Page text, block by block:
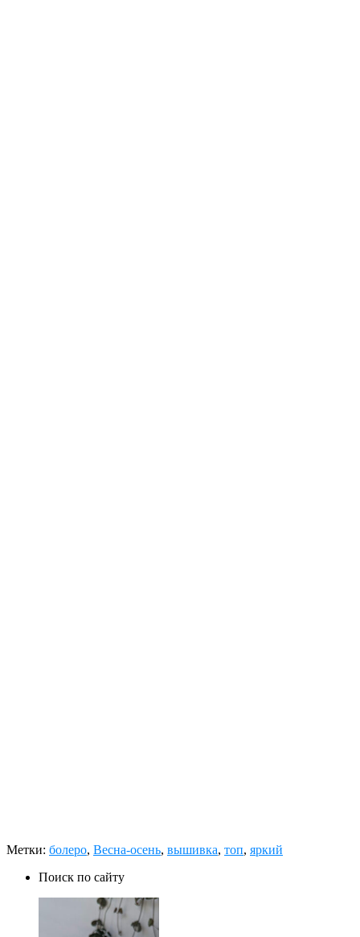
Метки: болеро, Весна-осень, вышивка, топ, яркий
Поиск по сайту